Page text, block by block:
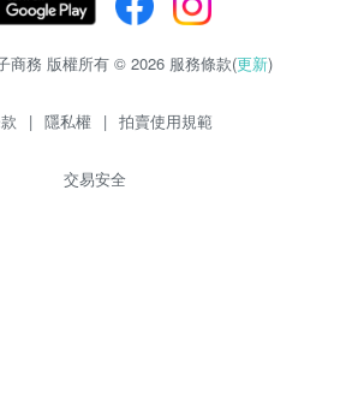
商務 版權所有 © 2026 服務條款(更新)
| 隱私權 | 拍賣使用規範
交易安全